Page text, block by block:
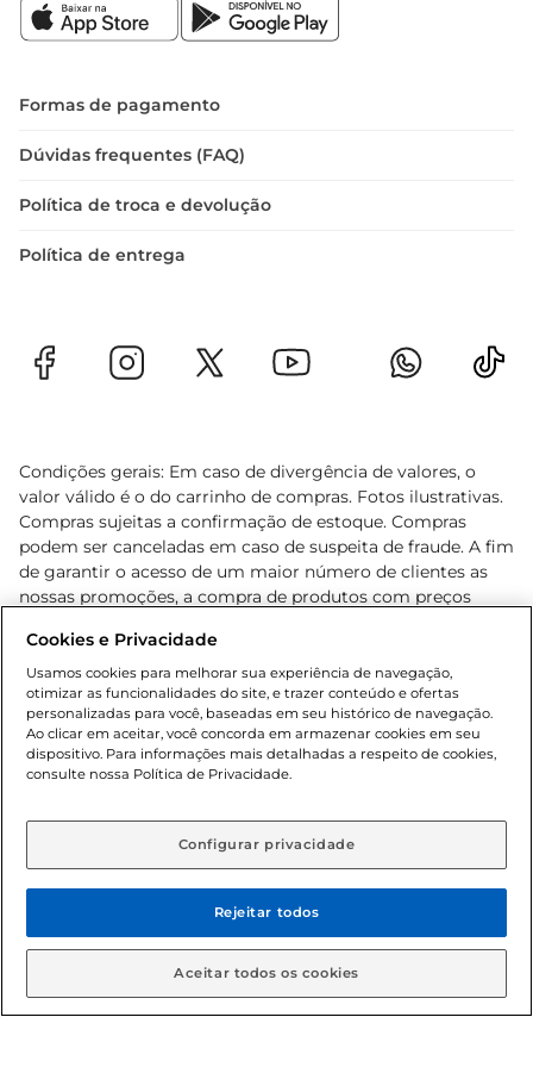
Formas de pagamento
Dúvidas frequentes (FAQ)
Política de troca e devolução
Política de entrega
Condições gerais: Em caso de divergência de valores, o
valor válido é o do carrinho de compras. Fotos ilustrativas.
Compras sujeitas a confirmação de estoque. Compras
podem ser canceladas em caso de suspeita de fraude. A fim
de garantir o acesso de um maior número de clientes as
nossas promoções, a compra de produtos com preços
cliente. Os preços, ofertas e condições são exclusivos para
o e-commerce e válidos durante o dia de hoje, podendo
sofrer alterações sem prévia notificação. Proibida a venda
de bebidas alcoólicas para menores de 18 anos, conforme
Lei n.º 8069/90, art. 81, inciso II (Estatuto da Criança e do
Adolescente). Preços e condições exclusivos para o
aviso prévio. O valor mínimo para as compras on-line é de
© 2026 Copyright. Todos os direitos
reservados Gbarbosa.
Cookies e Privacidade
Usamos cookies para melhorar sua experiência de navegação,
otimizar as funcionalidades do site, e trazer conteúdo e ofertas
personalizadas para você, baseadas em seu histórico de navegação.
Ao clicar em aceitar, você concorda em armazenar cookies em seu
dispositivo. Para informações mais detalhadas a respeito de cookies,
consulte nossa Política de Privacidade.
Configurar privacidade
Rejeitar todos
Aceitar todos os cookies